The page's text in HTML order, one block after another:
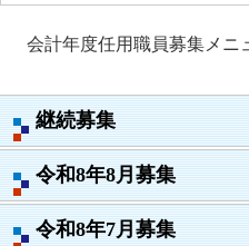
会計年度任用職員募集メニ
継続募集
令和8年8月募集
令和8年7月募集